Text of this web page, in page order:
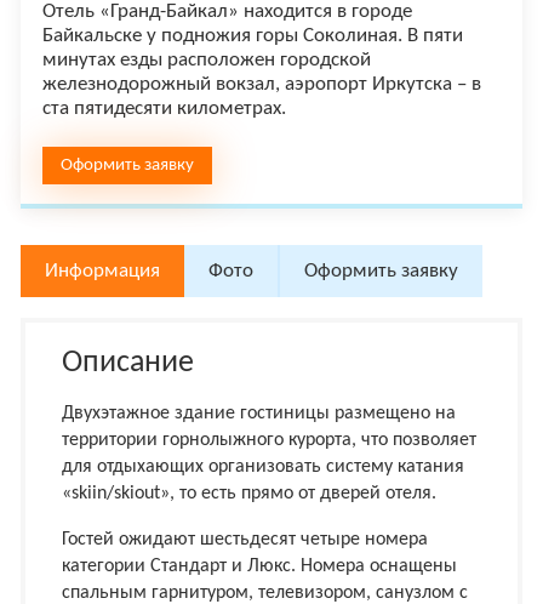
Отель «Гранд-Байкал» находится в городе
Байкальске у подножия горы Соколиная. В пяти
минутах езды расположен городской
железнодорожный вокзал, аэропорт Иркутска – в
ста пятидесяти километрах.
Оформить заявку
Информация Фото Оформить заявку
Описание
Двухэтажное здание гостиницы размещено на
территории горнолыжного курорта, что позволяет
для отдыхающих организовать систему катания
«skiin/skiout», то есть прямо от дверей отеля.
Гостей ожидают шестьдесят четыре номера
категории Стандарт и Люкс. Номера оснащены
спальным гарнитуром, телевизором, санузлом с